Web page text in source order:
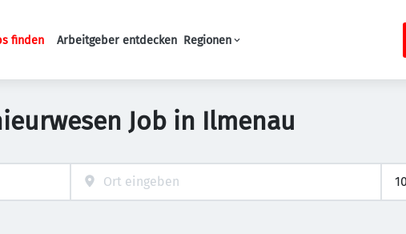
Haupt-Navigation
finden Arbeitgeber entdecken Regionen
Job in Ilmenau